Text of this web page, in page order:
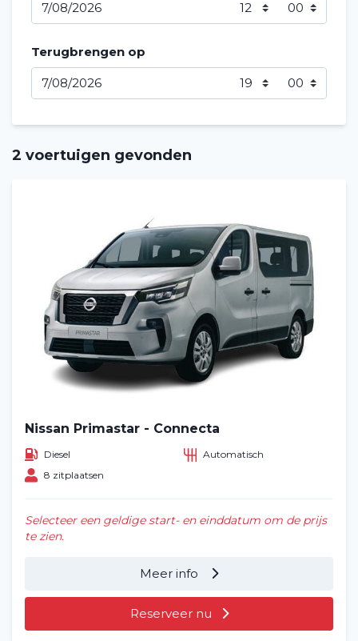
Terugbrengen op
2 voertuigen gevonden
Nissan Primastar - Connecta
Diesel
Automatisch
8 zitplaatsen
Selecteer een geldige start- en einddatum om de prijs
te zien.
Meer info
Reserveer nu